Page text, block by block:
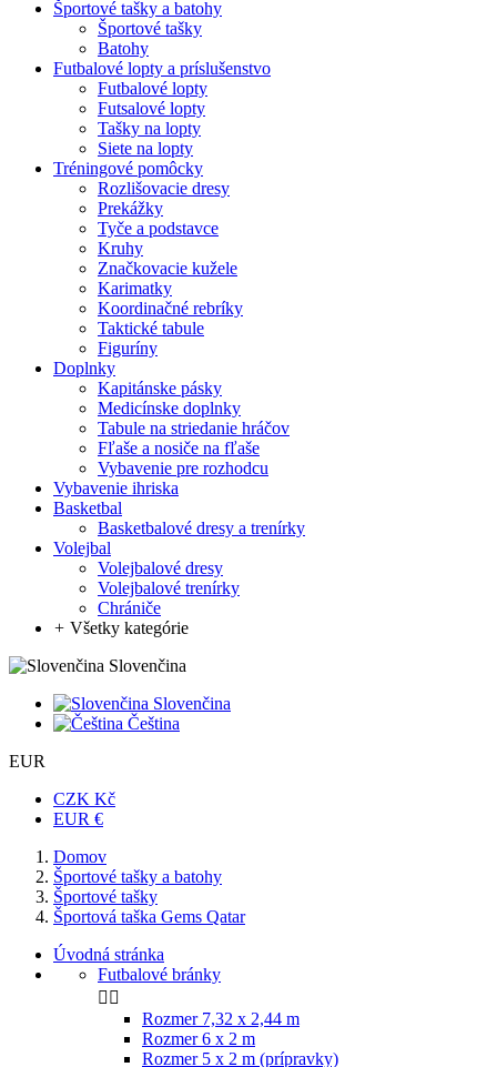
Športové tašky a batohy
Športové tašky
Batohy
Futbalové lopty a príslušenstvo
Futbalové lopty
Futsalové lopty
Tašky na lopty
Siete na lopty
Tréningové pomôcky
Rozlišovacie dresy
Prekážky
Tyče a podstavce
Kruhy
Značkovacie kužele
Karimatky
Koordinačné rebríky
Taktické tabule
Figuríny
Doplnky
Kapitánske pásky
Medicínske doplnky
Tabule na striedanie hráčov
Fľaše a nosiče na fľaše
Vybavenie pre rozhodcu
Vybavenie ihriska
Basketbal
Basketbalové dresy a trenírky
Volejbal
Volejbalové dresy
Volejbalové trenírky
Chrániče
+ Všetky kategórie
Slovenčina
Slovenčina
Čeština
EUR
CZK Kč
EUR €
Domov
Športové tašky a batohy
Športové tašky
Športová taška Gems Qatar
Úvodná stránka
Futbalové bránky
 
Rozmer 7,32 x 2,44 m
Rozmer 6 x 2 m
Rozmer 5 x 2 m (prípravky)